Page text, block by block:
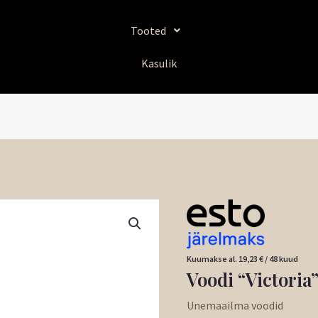
Tooted
Kasulik
Kuumakse al. 19,23€ / 48 kuud
Voodi
Unemaailma voodid
Algne
hind
oli:
819,00 €.
Voodi
"Victoria"
Hall
160x200cm
kogus